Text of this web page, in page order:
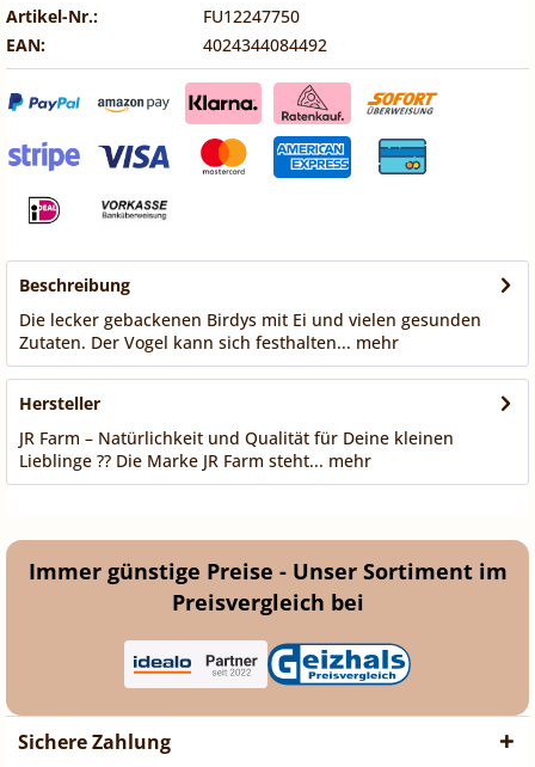
Artikel-Nr.:
FU12247750
EAN:
4024344084492
Beschreibung
Die lecker gebackenen Birdys mit Ei und vielen gesunden
Zutaten. Der Vogel kann sich festhalten... mehr
Hersteller
JR Farm – Natürlichkeit und Qualität für Deine kleinen
Lieblinge ?? Die Marke JR Farm steht... mehr
Immer günstige Preise - Unser Sortiment im
Preisvergleich bei
Sichere Zahlung